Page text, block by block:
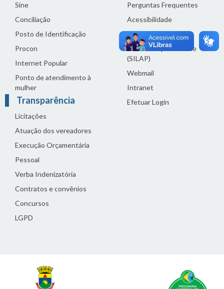
Sine
Conciliação
Posto de Identificação
Procon
Internet Popular
Ponto de atendimento à
mulher
Transparência
Licitações
Atuação dos vereadores
Execução Orçamentária
Pessoal
Verba Indenizatória
Contratos e convênios
Concursos
LGPD
Perguntas Frequentes
Acessibilidade
Termos de uso
Política de privacidade
(SILAP)
Webmail
Intranet
Efetuar Login